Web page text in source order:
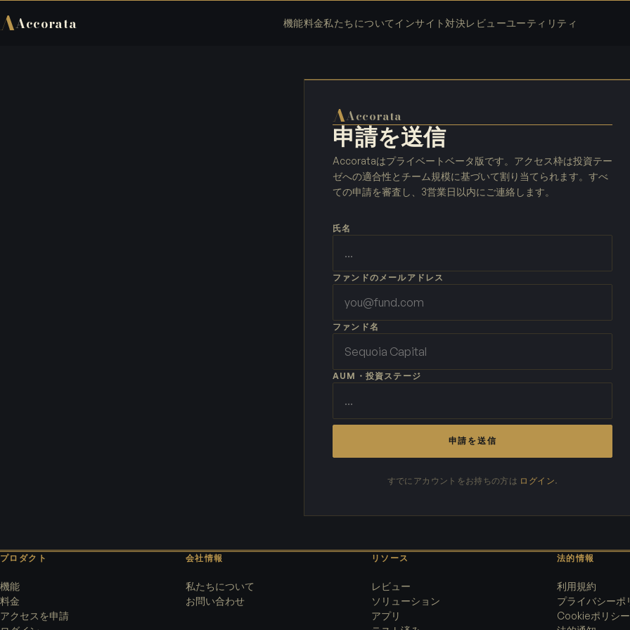
AAccorata 機能料金私たちについてインサイト対決レビューユーティリティ
AAccorata
申請を送信
Accorataはプライベートベータ版です。アクセス枠は投資テー
ゼへの適合性とチーム規模に基づいて割り当てられます。すべ
ての申請を審査し、3営業日以内にご連絡します。
氏名
ファンドのメールアドレス
ファンド名
AUM・投資ステージ
申請を送信
すでにアカウントをお持ちの方は ログイン.
プロダクト
機能
料金
アクセスを申請
会社情報
私たちについて
お問い合わせ
リソース
レビュー
ソリューション
アプリ
法的情報
利用規約
プライバシーポ
Cookieポリシー